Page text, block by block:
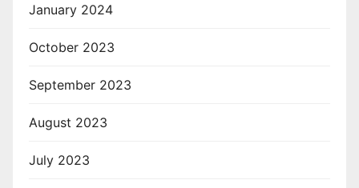
January 2024
October 2023
September 2023
August 2023
July 2023